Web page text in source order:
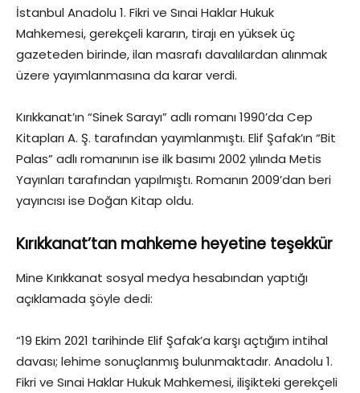
İstanbul Anadolu 1. Fikri ve Sınai Haklar Hukuk
Mahkemesi, gerekçeli kararın, tirajı en yüksek üç
gazeteden birinde, ilan masrafı davalılardan alınmak
üzere yayımlanmasına da karar verdi.
Kırıkkanat’ın “Sinek Sarayı” adlı romanı 1990’da Cep
Kitapları A. Ş. tarafından yayımlanmıştı. Elif Şafak’ın “Bit
Palas” adlı romanının ise ilk basımı 2002 yılında Metis
Yayınları tarafından yapılmıştı. Romanın 2009’dan beri
yayıncısı ise Doğan Kitap oldu.
Kırıkkanat’tan mahkeme heyetine teşekkür
Mine Kırıkkanat sosyal medya hesabından yaptığı
açıklamada şöyle dedi:
“19 Ekim 2021 tarihinde Elif Şafak’a karşı açtığım intihal
davası; lehime sonuçlanmış bulunmaktadır. Anadolu 1.
Fikri ve Sınai Haklar Hukuk Mahkemesi, ilişikteki gerekçeli